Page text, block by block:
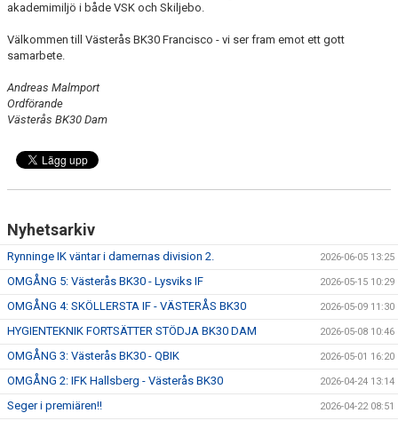
akademimiljö i både VSK och Skiljebo.
Välkommen till Västerås BK30 Francisco - vi ser fram emot ett gott
samarbete.
Andreas Malmport
Ordförande
Västerås BK30 Dam
Nyhetsarkiv
Rynninge IK väntar i damernas division 2. 2026-06-05 13:25
OMGÅNG 5: Västerås BK30 - Lysviks IF 2026-05-15 10:29
OMGÅNG 4: SKÖLLERSTA IF - VÄSTERÅS BK30 2026-05-09 11:30
HYGIENTEKNIK FORTSÄTTER STÖDJA BK30 DAM 2026-05-08 10:46
OMGÅNG 3: Västerås BK30 - QBIK 2026-05-01 16:20
OMGÅNG 2: IFK Hallsberg - Västerås BK30 2026-04-24 13:14
Seger i premiären!! 2026-04-22 08:51